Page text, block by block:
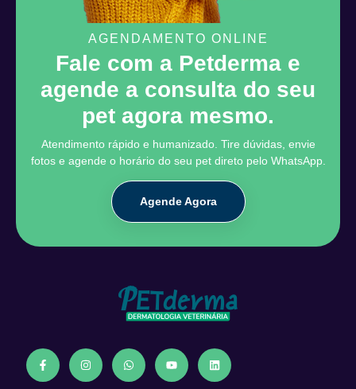
AGENDAMENTO ONLINE
Fale com a Petderma e
agende a consulta do seu
pet agora mesmo.
Atendimento rápido e humanizado. Tire dúvidas, envie
fotos e agende o horário do seu pet direto pelo WhatsApp.
Agende Agora